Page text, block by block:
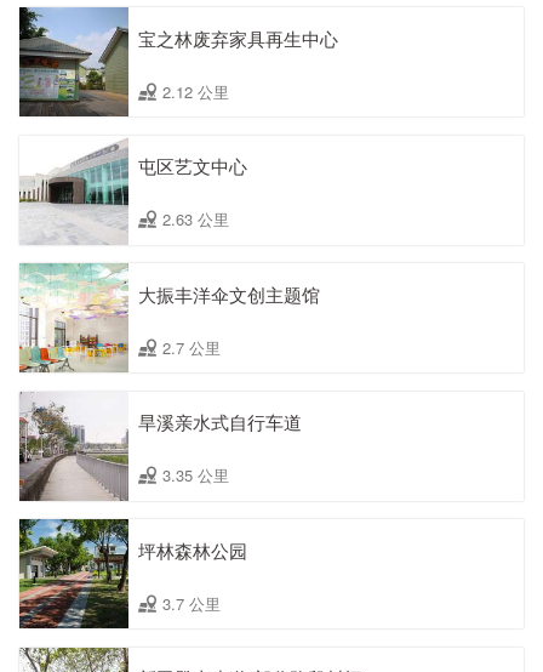
宝之林废弃家具再生中心
2.12 公里
屯区艺文中心
2.63 公里
大振丰洋伞文创主题馆
2.7 公里
旱溪亲水式自行车道
3.35 公里
坪林森林公园
3.7 公里